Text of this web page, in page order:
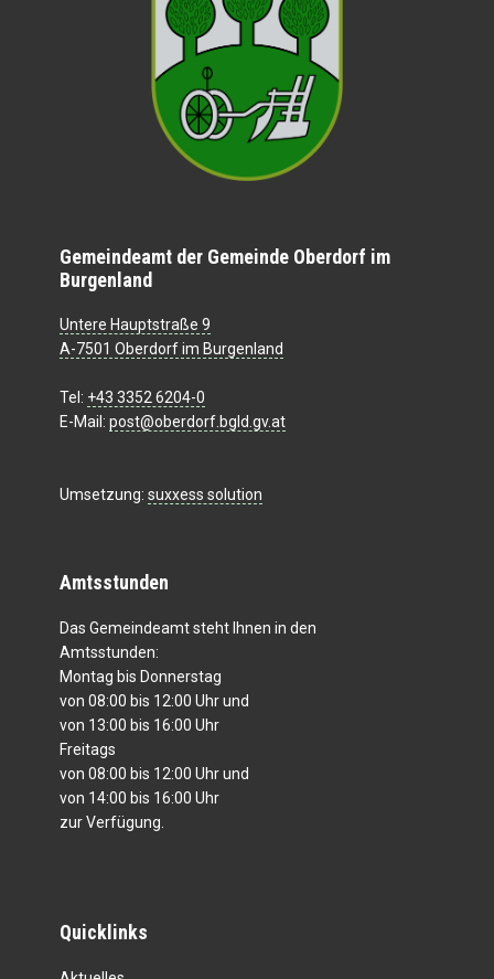
Gemeindeamt der Gemeinde Oberdorf im
Burgenland
Untere Hauptstraße 9
A-7501 Oberdorf im Burgenland
Tel: +43 3352 6204-0
E-Mail: post@oberdorf.bgld.gv.at
Umsetzung: suxxess solution
Amtsstunden
Das Gemeindeamt steht Ihnen in den
Amtsstunden:
Montag bis Donnerstag
von 08:00 bis 12:00 Uhr und
von 13:00 bis 16:00 Uhr
Freitags
von 08:00 bis 12:00 Uhr und
von 14:00 bis 16:00 Uhr
zur Verfügung.
Quicklinks